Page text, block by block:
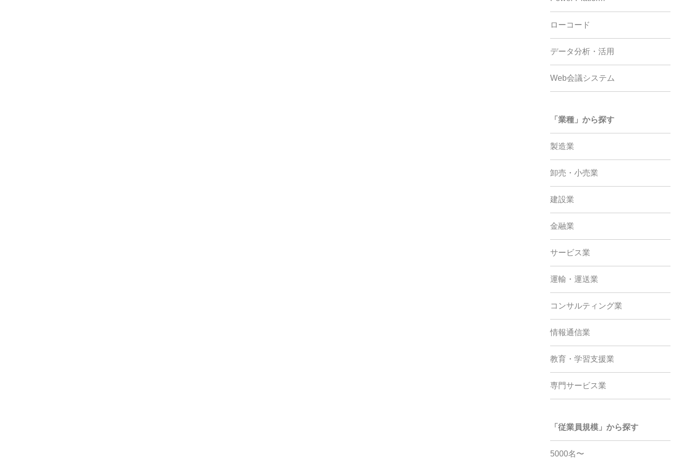
ローコード
データ分析・活用
Web会議システム
「業種」から探す
製造業
卸売・小売業
建設業
金融業
サービス業
運輸・運送業
コンサルティング業
情報通信業
教育・学習支援業
専門サービス業
「従業員規模」から探す
5000名〜